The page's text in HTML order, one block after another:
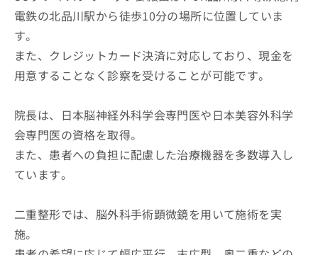
電鉄の北品川駅から徒歩10分の場所に位置していま
す。
また、クレジットカード決済に対応しており、現金を
用意することなく診察を受けることが可能です。
院長は、日本脳神経外科学会専門医や日本美容外科学
会専門医の資格を取得。
また、患者への負担に配慮した治療機器を多数導入し
ています。
二重整形では、脳外科手術顕微鏡を用いて施術を実
施。